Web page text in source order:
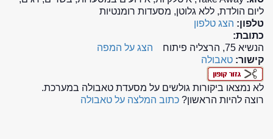
ליום הולדת, ללא גלוטן, מסעדות רומנטיות
טלפון: הצג טלפון
כתובת:
הנשיא 75, הרצליה פיתוח
הצג על המפה
קישור: טאבולה
לא נמצאו ביקורות גולשים על מסעדת טאבולה במערכת.
רוצה להיות הראשון? כתוב המלצה על טאבולה